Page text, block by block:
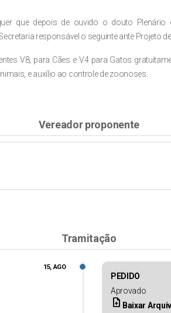
que depois de ouvido o douto Plenário
responsável o seguinteante Projeto de
V8, para Cães e V4 para Gatos
e auxílio ao controle dezoonoses.
Vereador proponente
Tramitação
PEDIDO
Aprovado
upload_file Baixar
15, AGO